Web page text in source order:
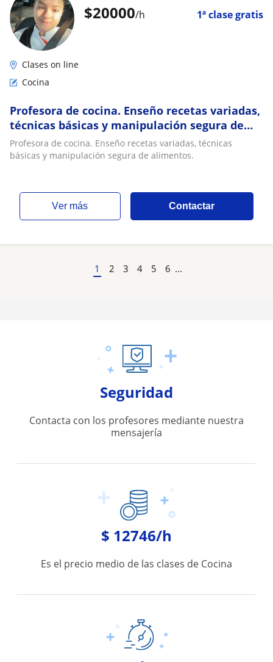
$20000/h 1ª clase gratis
Clases on line
Cocina
Profesora de cocina. Enseño recetas variadas,
técnicas básicas y manipulación segura de
alimentos
Profesora de cocina. Enseño recetas variadas, técnicas
básicas y manipulación segura de alimentos.
ver más Contactar
1 2 3 4 5 6 ...
Seguridad
Contacta con los profesores mediante nuestra
mensajería
$ 12746/h
Es el precio medio de las clases de Cocina